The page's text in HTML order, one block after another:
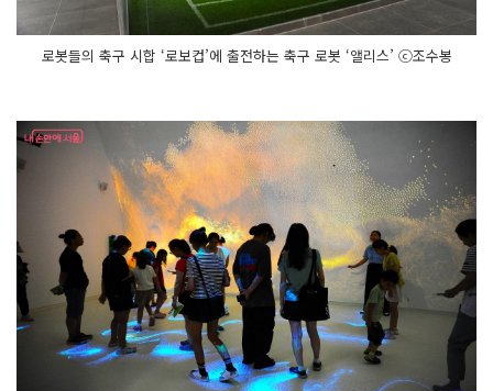
로봇들의 축구 시합 ‘로보컵’에 출전하는 축구 로봇 ‘앨리스’ ⓒ조수봉